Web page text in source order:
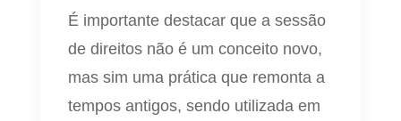
É importante destacar que a sessão
de direitos não é um conceito novo,
mas sim uma prática que remonta a
tempos antigos, sendo utilizada em